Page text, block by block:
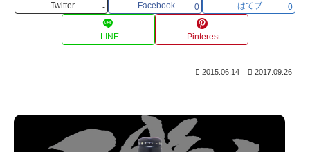
Twitter - Facebook 0 はてブ 0
LINE Pinterest
2015.06.14 2017.09.26